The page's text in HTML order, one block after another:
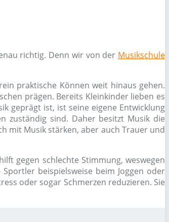
richtig. Denn wir von der Musikschule
praktische Können weit hinaus gehen.
prägen. Bereits Kleinkinder lieben es
geprägt ist, ist seine eigene Entwicklung
zuständig sind. Daher besitzt Musik die
mit Musik stärken, aber auch Trauer und
gegen schlechte Stimmung, weswegen
beispielsweise beim Joggen oder
oder sogar Schmerzen reduzieren. Sie